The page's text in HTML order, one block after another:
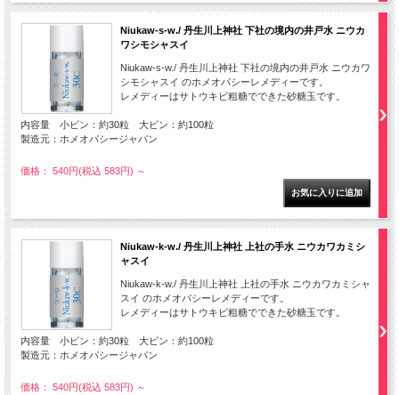
Niukaw-s-w./ 丹生川上神社 下社の境内の井戸水 ニウカ
ワシモシャスイ
Niukaw-s-w./ 丹生川上神社 下社の境内の井戸水 ニウカワ
シモシャスイ のホメオパシーレメディーです。
レメディーはサトウキビ粗糖でできた砂糖玉です。
内容量 小ビン：約30粒 大ビン：約100粒
製造元：ホメオパシージャパン
価格： 540円(税込 583円) ～
Niukaw-k-w./ 丹生川上神社 上社の手水 ニウカワカミシ
ャスイ
Niukaw-k-w./ 丹生川上神社 上社の手水 ニウカワカミシャ
スイ のホメオパシーレメディーです。
レメディーはサトウキビ粗糖でできた砂糖玉です。
内容量 小ビン：約30粒 大ビン：約100粒
製造元：ホメオパシージャパン
価格： 540円(税込 583円) ～